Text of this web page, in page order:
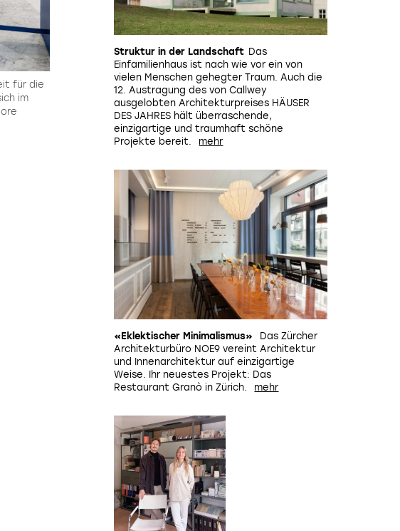
für die
im
Struktur in der Landschaft Das
Einfamilienhaus ist nach wie vor ein von
vielen Menschen gehegter Traum. Auch die
12. Austragung des von Callwey
ausgelobten Architekturpreises HÄUSER
DES JAHRES hält überraschende,
einzigartige und traumhaft schöne
Projekte bereit.
«Eklektischer Minimalismus»
Das Zürcher
Architekturbüro NOE9 vereint Architektur
und Innenarchitektur auf einzigartige
Weise. Ihr neuestes Projekt: Das
Restaurant Granò in Zürich.